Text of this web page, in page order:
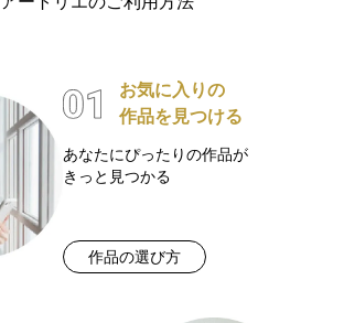
お気に入りの
作品を見つける
あなたにぴったりの作品が
きっと見つかる
作品の選び方